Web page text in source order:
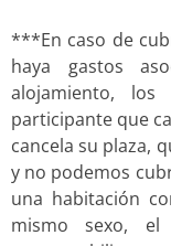
***En caso de
haya gastos
alojamiento, los
participante que
cancela su plaza,
y no podemos
una habitación
mismo sexo, el